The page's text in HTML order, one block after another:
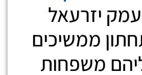
יזרעאל
ממשיכים
משפחות